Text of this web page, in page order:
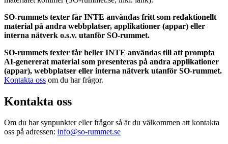
SO-rummets texter får INTE användas fritt som redaktionellt
material på andra webbplatser, applikationer (appar) eller
interna nätverk o.s.v. utanför SO-rummet.
SO-rummets texter får heller INTE användas till att prompta
AI-genererat material som presenteras på andra applikationer
(appar), webbplatser eller interna nätverk utanför SO-rummet.
Kontakta oss om du har frågor.
Kontakta oss
Om du har synpunkter eller frågor så är du välkommen att kontakta
oss på adressen: info@so-rummet.se